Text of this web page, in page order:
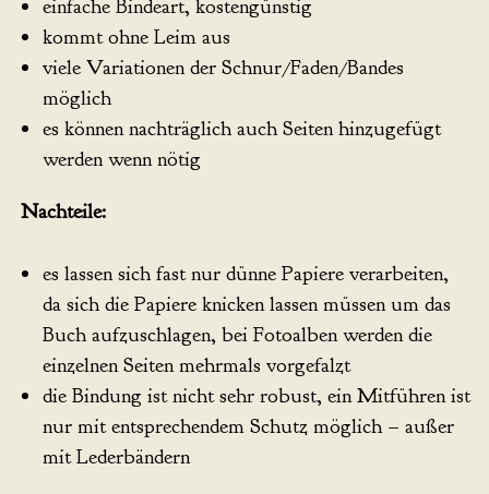
einfache Bindeart, kostengünstig
kommt ohne Leim aus
viele Variationen der Schnur/Faden/Bandes
möglich
es können nachträglich auch Seiten hinzugefügt
werden wenn nötig
Nachteile:
es lassen sich fast nur dünne Papiere verarbeiten,
da sich die Papiere knicken lassen müssen um das
Buch aufzuschlagen, bei Fotoalben werden die
einzelnen Seiten mehrmals vorgefalzt
die Bindung ist nicht sehr robust, ein Mitführen ist
nur mit entsprechendem Schutz möglich – außer
mit Lederbändern